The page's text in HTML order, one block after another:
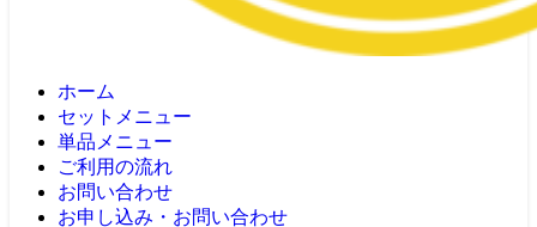
ホーム
セットメニュー
単品メニュー
ご利用の流れ
お問い合わせ
お申し込み・お問い合わせ